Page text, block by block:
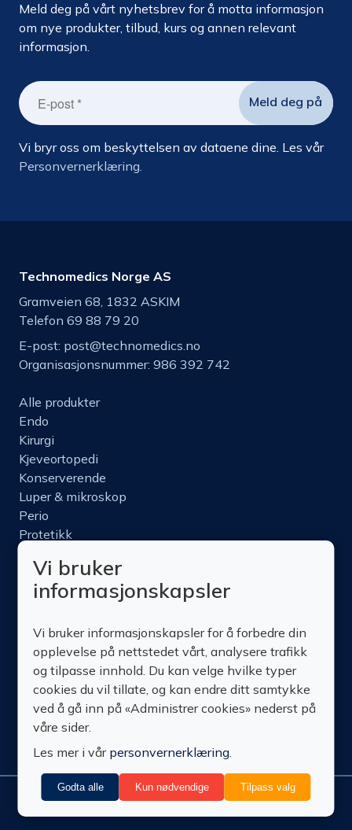
Meld deg på vårt nyhetsbrev for å motta informasjon
om nye produkter, tilbud, kurs og annen relevant
informasjon.
Vi bryr oss om beskyttelsen av dataene dine. Les vår
Personvernerklæring.
Technomedics Norge AS
Gramveien 68, 1832 ASKIM
Telefon 69 88 79 20
E-post: post@technomedics.no
Organisasjonsnummer: 986 392 742
Alle produkter
Endo
Kirurgi
Kjeveortopedi
Konserverende
Luper & mikroskop
Perio
Protetikk
Nettbutikk
Om oss
Kontakt oss
© Technomedics Personvern Nedlastinger Vilkår Retur
Vi bruker
informasjonskapsler
Vi bruker informasjonskapsler for å forbedre din
opplevelse på nettstedet vårt, analysere trafikk
og tilpasse innhold. Du kan velge hvilke typer
cookies du vil tillate, og kan endre ditt samtykke
ved å gå inn på «Administrer cookies» nederst på
våre sider.
Les mer i vår personvernerklæring.
Godta alle Kun nødvendige Tilpass valg